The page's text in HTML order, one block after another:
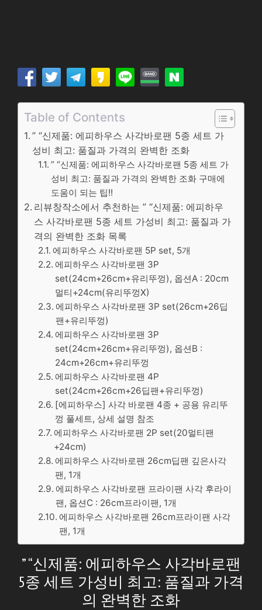
Table of Contents
” “신제품: 에피하우스 사각바로팬 5종 세트 가
성비 최고: 품질과 가격의 완벽한 조화
” “신제품: 에피하우스 사각바로팬 5종 세트 가
성비 최고: 품질과 가격의 완벽한 조화 구매에
도움이 되는 팁!!
리뷰창작소에서 추천하는 ” “신제품: 에피하우
스 사각바로팬 5종 세트 가성비 최고: 품질과 가
격의 완벽한 조화 목록
에피하우스 사각바로팬 5P set, 5개
에피하우스 사각바로팬 3P
set(24cm+26cm+유리뚜껑), 옵션A : 20cm
멀티+24cm(유리뚜껑X)
에피하우스 사각바로팬 3P set(26cm+26딥
팬+유리뚜껑)
에피하우스 사각바로팬 3P
set(24cm+26cm+유리뚜껑), 옵션B :
24cm+26cm+유리뚜껑
에피하우스 사각바로팬 4P
set(24cm+26cm+26딥팬+유리뚜껑)
[에피하우스] 사각 바로팬 4종 + 공용 유리뚜
껑 풀세트, 상세 설명 참조
에피하우스 사각바로팬 2P set(20멀티팬
+24cm)
에피하우스 사각바로팬 26cm딥팬 깊은사각
팬, 1개
에피하우스 사각바로팬 프라이팬 사각 후라이
팬, 옵션C : 26cm프라이팬, 1개
에피하우스 사각바로팬 26cm프라이팬 사각
팬, 1개
” “신제품: 에피하우스 사각바로팬
5종 세트 가성비 최고: 품질과 가격
의 완벽한 조화